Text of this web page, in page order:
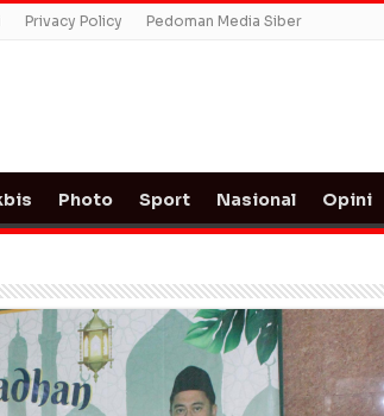
Privacy Policy Pedoman Media Siber
Photo Sport Nasional Opini